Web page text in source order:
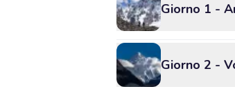
Giorno 1 -
Giorno 2 -